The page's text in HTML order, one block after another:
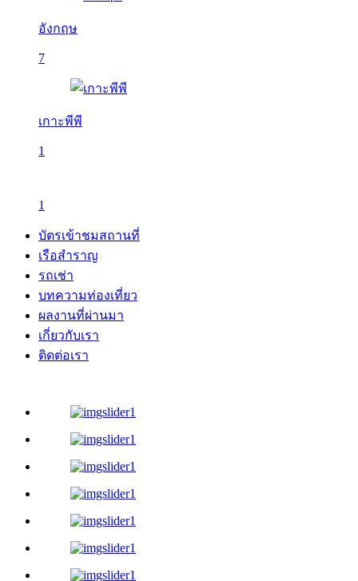
อังกฤษ
7
เกาะพีพี
1
1
บัตรเข้าชมสถานที่
เรือสำราญ
รถเช่า
บทความท่องเที่ยว
ผลงานที่ผ่านมา
เกี่ยวกับเรา
ติดต่อเรา